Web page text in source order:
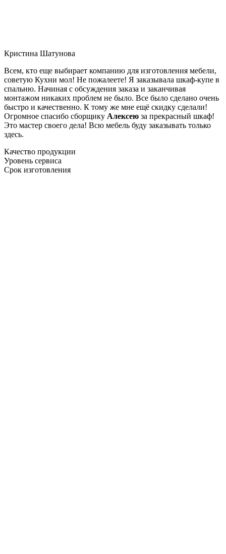
Кристина Шатунова
Всем, кто еще выбирает компанию для изготовления мебели,
советую Кухни мол! Не пожалеете! Я заказывала шкаф-купе в
спальню. Начиная с обсуждения заказа и заканчивая
монтажом никаких проблем не было. Все было сделано очень
быстро и качественно. К тому же мне ещё скидку сделали!
Огромное спасибо сборщику Алексею за прекрасный шкаф!
Это мастер своего дела! Всю мебель буду заказывать только
здесь.
Качество продукции
Уровень сервиса
Срок изготовления